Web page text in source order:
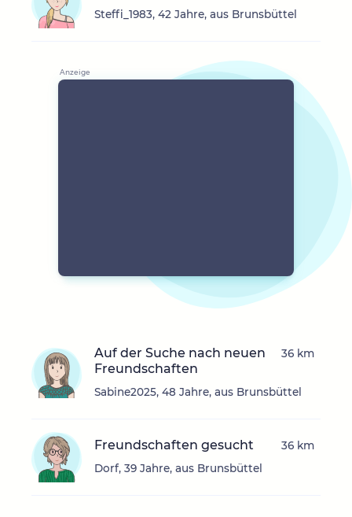
Steffi_1983, 42 Jahre, aus Brunsbüttel
Auf der Suche nach neuen
Freundschaften
Sabine2025, 48 Jahre, aus Brunsbüttel
36 km
Freundschaften gesucht
Dorf, 39 Jahre, aus Brunsbüttel
36 km